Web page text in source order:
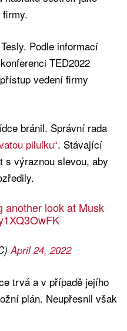
Podle informací
TED2022
vedení firmy
bránil. Správní rada
pilulku“. Stávající
s výraznou slevou, aby
another look at Musk
April 24, 2022
trvá a v případě jejího
plán. Neupřesnil však